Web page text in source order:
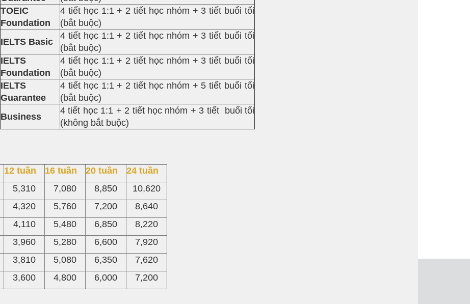
TOEIC
Foundation
4 tiết học 1:1 + 2 tiết học nhóm + 3 tiết buổi tối
(bắt buộc)
IELTS Basic
4 tiết học 1:1 + 2 tiết học nhóm + 3 tiết buổi tối
(bắt buộc)
IELTS
Foundation
4 tiết học 1:1 + 2 tiết học nhóm + 3 tiết buổi tối
(bắt buộc)
IELTS
Guarantee
4 tiết học 1:1 + 2 tiết học nhóm + 5 tiết buổi tối
(bắt buộc)
Business
4 tiết học 1:1 + 2 tiết học nhóm + 3 tiết buổi tối
(không bắt buộc)
12 tuần 16 tuần 20 tuần
24 tuần
5,310 7,080 8,850
10,620
4,320 5,760 7,200
8,640
4,110 5,480 6,850
8,220
3,960 5,280 6,600
7,920
3,810 5,080 6,350
7,620
3,600 4,800 6,000 7,200